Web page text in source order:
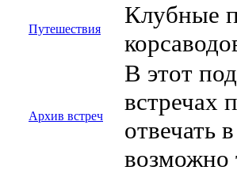
Путешествия
Клубные
Архив встреч
В этот
встречах
отвечать
возможно